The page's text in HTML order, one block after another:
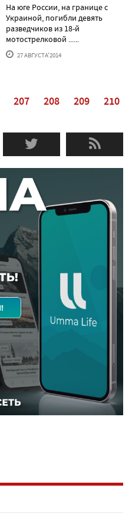
На юге России, на границе с
Украиной, погибли девять
разведчиков из 18-й
мотострелковой ......
27 АВГУСТА'2014
207 208 209 210